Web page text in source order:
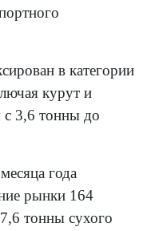
в категории
курут и
с 3,6 тонны до
года
рынки 164
тонны сухого